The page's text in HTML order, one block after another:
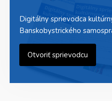
Digitálny sprievodca
Banskobystrického
Otvoriť sprievodcu